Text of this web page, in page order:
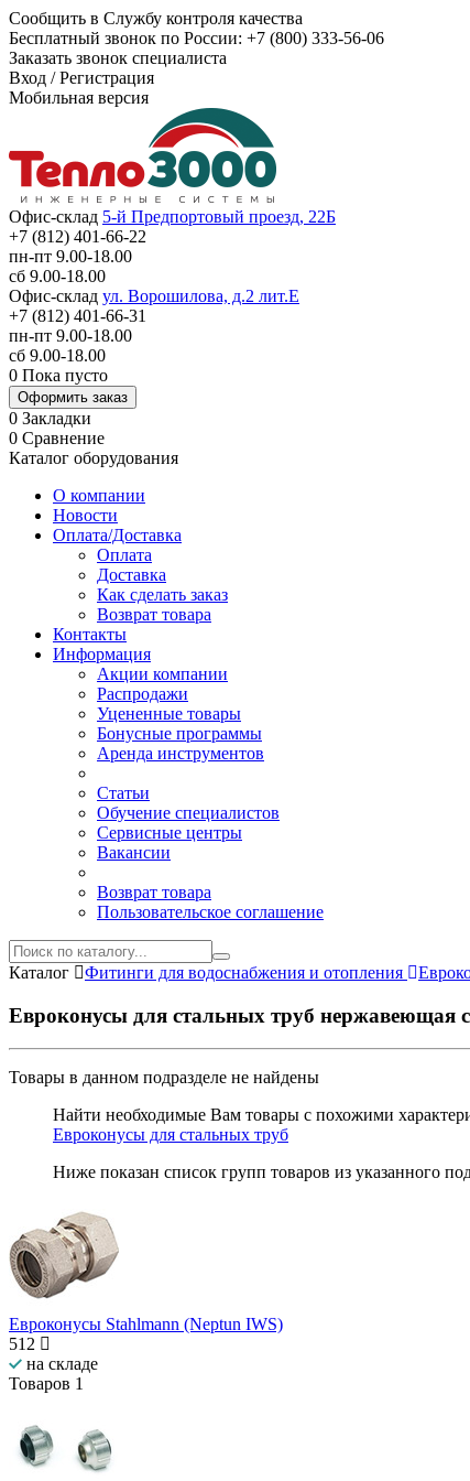
Сообщить в Службу контроля качества
Бесплатный звонок по России: +7 (800) 333-56-06
Заказать звонок специалиста
Вход /Регистрация
Мобильная версия
Офис-склад 5-й Предпортовый проезд, 22Б
+7 (812) 401-66-22
пн-пт 9.00-18.00
сб 9.00-18.00
Офис-склад ул. Ворошилова, д.2 лит.Е
+7 (812) 401-66-31
пн-пт 9.00-18.00
сб 9.00-18.00
0 Пока пусто
Оформить заказ
0 Закладки
0 Сравнение
Каталог оборудования
О компании
Новости
Оплата/Доставка
Оплата
Доставка
Как сделать заказ
Возврат товара
Контакты
Информация
Акции компании
Распродажи
Уцененные товары
Бонусные программы
Аренда инструментов
Статьи
Обучение специалистов
Сервисные центры
Вакансии
Возврат товара
Пользовательское соглашение
Каталог Фитинги для водоснабжения и отопления
Евроконусы для стальных труб нержавеющая
Товары в данном подразделе не найдены
Найти необходимые Вам товары с похожими
Евроконусы для стальных труб
Ниже показан список групп товаров из указанного
Евроконусы Stahlmann (Neptun IWS)
512
на складе
Товаров 1